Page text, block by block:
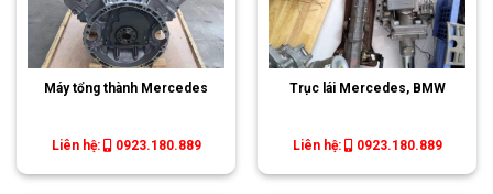
Máy tổng thành Mercedes
Liên hệ: 0923.180.889
Trục lái Mercedes, BMW
Liên hệ: 0923.180.889